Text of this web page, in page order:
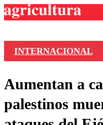
Deportes
INTERNACIONAL
Aumentan a
palestinos